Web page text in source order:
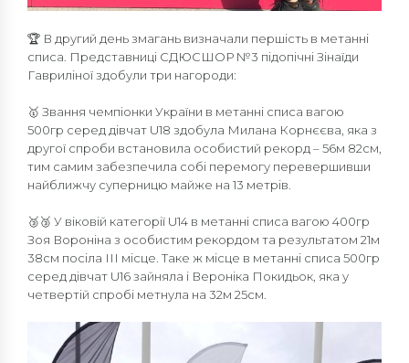
🏆 В другий день змагань визначали першість в метанні
списа. Представниці СДЮСШОР №3 підопічні Зінаїди
Гавриліної здобули три нагороди:
🥇 Звання чемпіонки України в метанні списа вагою
500гр серед дівчат U18 здобула Милана Корнєєва, яка з
другої спроби встановила особистий рекорд – 56м 82см,
тим самим забезпечила собі перемогу перевершивши
найближчу суперницю майже на 13 метрів.
🥉🥉 У віковій категорії U14 в метанні списа вагою 400гр
Зоя Вороніна з особистим рекордом та результатом 21м
38см посіла ІІІ місце. Таке ж місце в метанні списа 500гр
серед дівчат U16 зайняла і Вероніка Покидьок, яка у
четвертій спробі метнула на 32м 25см.